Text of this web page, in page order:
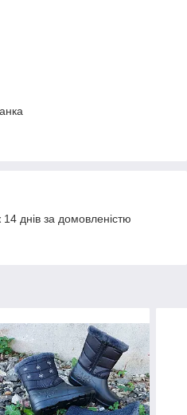
днів за домовленістю